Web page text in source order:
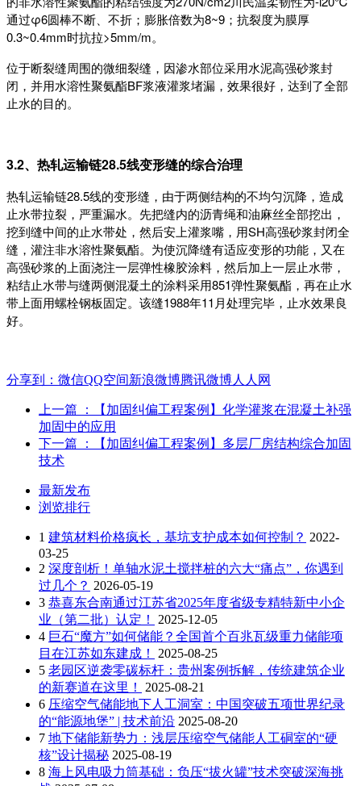
通过φ6圆棒不断、不折；膨胀倍数为8~9；抗裂度为膜厚
0.3~0.4mm时抗拉>5mm/m。
位于断裂缝周围的微细裂缝，因渗水部位采用水泥高强砂浆封
闭，并用水溶性聚氨酯BF浆液灌浆堵漏，效果很好，达到了全部
止水的目的。
3.2、热轧运输链28.5线变形缝的综合治理
热轧运输链28.5线的变形缝，由于两侧结构的不均匀沉降，造成
止水带拉裂，严重漏水。先把缝内的沥青绳和油麻丝全部挖出，
挖到缝中间的止水带处，然后安上灌浆嘴，用SH高强砂浆封闭全
缝，灌注非水溶性聚氨酯。为使沉降缝有适应变形的功能，又在
高强砂浆的上面浇注一层弹性橡胶涂料，然后加上一层止水带，
粘结止水带与缝两侧混凝土的涂料采用851弹性聚氨酯，再在止水
带上面用螺栓钢板固定。该缝1988年11月处理完毕，止水效果良
好。
分享到： 微信QQ空间新浪微博腾讯微博人人网
上一篇
：【加固纠偏工程案例】化学灌浆在混凝土补强
加固中的应用
下一篇
：【加固纠偏工程案例】多层厂房结构综合加固
技术
最新发布
浏览排行
1 建筑材料价格疯长，基坑支护成本如何控制？ 2022-
03-25
2 深度剖析！单轴水泥土搅拌桩的六大“痛点”，你遇到
过几个？ 2026-05-19
3 恭喜东合南通过江苏省2025年度省级专精特新中小企
业（第二批）认定！
2025-12-05
4 巨石“魔方”如何储能？全国首个百兆瓦级重力储能项
目在江苏如东建成！
2025-08-25
5 老园区逆袭零碳标杆：贵州案例拆解，传统建筑企业
的新赛道在这里！
2025-08-21
6 压缩空气储能地下人工洞室：中国突破五项世界纪录
的“能源地堡” | 技术前沿 2025-08-20
7 地下储能新势力：浅层压缩空气储能人工硐室的“硬
核”设计揭秘 2025-08-19
8 海上风电吸力筒基础：负压“拔火罐”技术突破深海挑